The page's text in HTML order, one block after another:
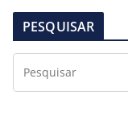
PESQUISAR